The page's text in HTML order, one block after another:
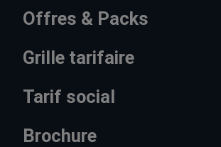
Offres & Packs
Grille tarifaire
Tarif social
Brochure